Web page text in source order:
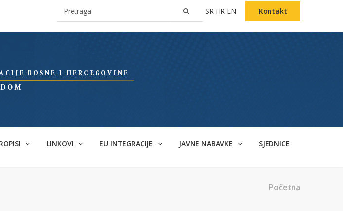
SR HR EN Kontakt
LINKOVI EU INTEGRACIJE JAVNE NABAVKE SJEDNICE
Početna